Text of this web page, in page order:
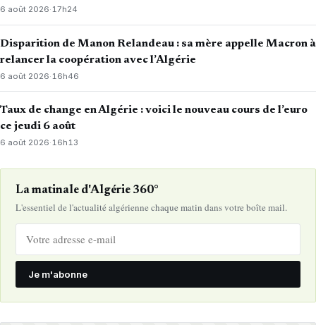
6 août 2026·17h24
Disparition de Manon Relandeau : sa mère appelle Macron à
relancer la coopération avec l’Algérie
6 août 2026· 16h46
Taux de change en Algérie : voici le nouveau cours de l’euro
ce jeudi 6 août
6 août 2026·16h13
La matinale d'Algérie 360°
L'essentiel de l'actualité algérienne chaque matin dans votre boîte mail.
Je m'abonne